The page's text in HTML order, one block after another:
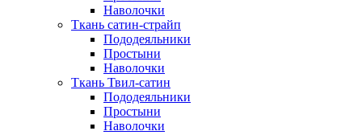
Наволочки
Ткань сатин-страйп
Пододеяльники
Простыни
Наволочки
Ткань Твил-сатин
Пододеяльники
Простыни
Наволочки